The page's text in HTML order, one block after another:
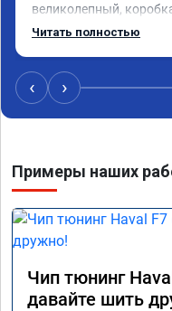
великолепный,
плавнее. На трассе
Рекомендую компанию!
Номер сертификата:
Читать полностью
‹ ›
Примеры наших
Чип тюнинг
давайте шить